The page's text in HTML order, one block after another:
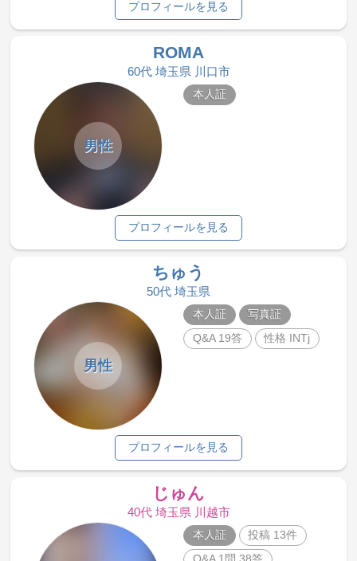
プロフィールを見る
ROMA
60代 埼玉県 川口市
男性
本人証
プロフィールを見る
ちゅう
50代 埼玉県
男性
本人証
写真証
Q&A 19答
性格 INTj
プロフィールを見る
じゅん
40代 埼玉県 川越市
本人証
投稿 13件